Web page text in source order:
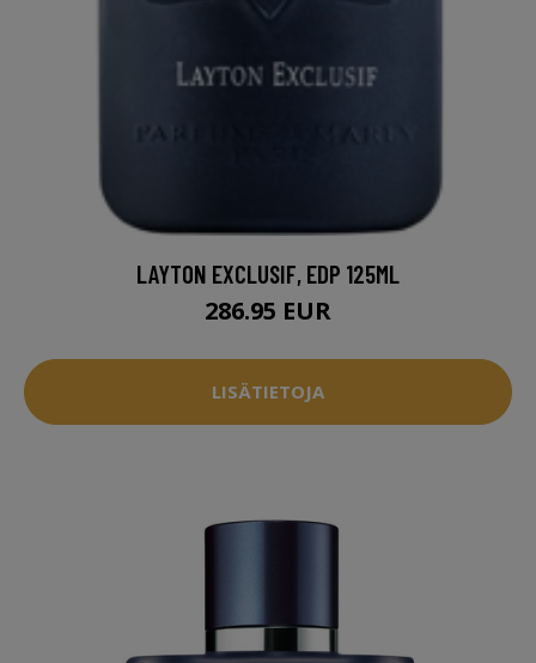
LAYTON EXCLUSIF, EDP 125ML
286.95 EUR
LISÄTIETOJA